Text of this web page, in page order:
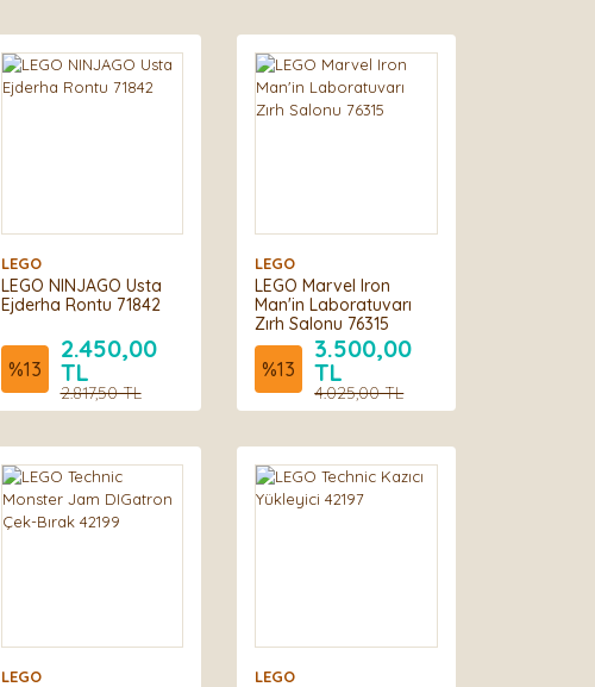
LEGO
LEGO NINJAGO Usta
Ejderha Rontu 71842
%13
2.450,00
TL
2.817,50 TL
LEGO
LEGO Marvel Iron
Man'in Laboratuvarı
Zırh Salonu 76315
%13
3.500,00
TL
4.025,00 TL
LEGO LEGO